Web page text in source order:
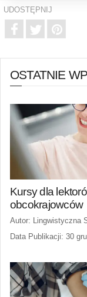
UDOSTĘPNIJ
OSTATNIE
Kursy dla
obcokrajowców
Autor: Lingwistyczna
Data Publikacji: 30